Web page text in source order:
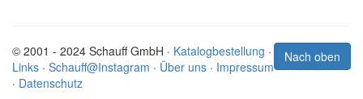
Nach oben
© 2001 - 2024 Schauff GmbH · Katalogbestellung ·
Links · Schauff@Instagram · Über uns · Impressum
· Datenschutz